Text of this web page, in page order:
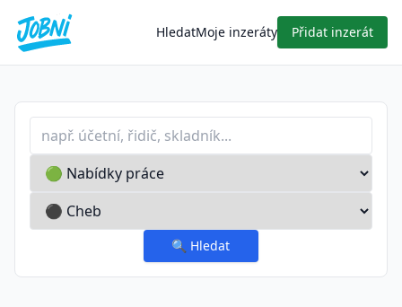
HledatMoje inzeráty Přidat inzerát
Profese nebo klíčové slovo
Typ inzerátu
Lokalita
🔍 Hledat